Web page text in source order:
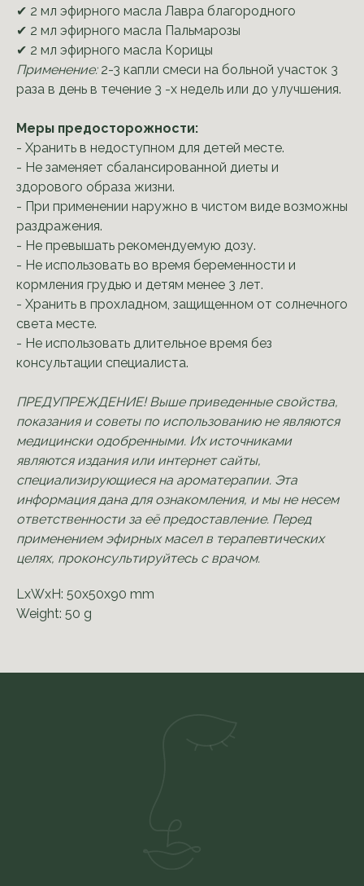
✔ 2 мл эфирного масла Лавра благородного
✔ 2 мл эфирного масла Пальмарозы
✔ 2 мл эфирного масла Корицы
Применение:2-3 капли смеси на больной участок 3
раза в день в течение 3 -х недель или до улучшения.
Меры предосторожности:
- Хранить в недоступном для детей месте.
- Не заменяет сбалансированной диеты и
здорового образа жизни.
- При применении наружно в чистом виде возможны
раздражения.
- Не превышать рекомендуемую дозу.
- Не использовать во время беременности и
кормления грудью и детям менее 3 лет.
- Хранить в прохладном, защищенном от солнечного
света месте.
- Не использовать длительное время без
консультации специалиста.
ПРЕДУПРЕЖДЕНИЕ! Выше приведенные свойства,
показания и советы по использованию не являются
медицински одобренными. Их источниками
являются издания или интернет сайты,
специализирующиеся на ароматерапии. Эта
информация дана для ознакомления, и мы не несем
ответственности за её предоставление. Перед
применением эфирных масел в терапевтических
целях, проконсультируйтесь с врачом.
LxWxH: 50x50x90 mm
Weight: 50 g